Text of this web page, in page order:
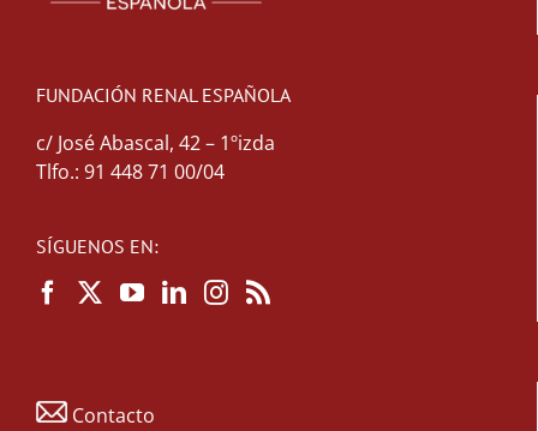
FUNDACIÓN RENAL ESPAÑOLA
c/ José Abascal, 42 – 1ºizda
Tlfo.: 91 448 71 00/04
SÍGUENOS EN:
Contacto